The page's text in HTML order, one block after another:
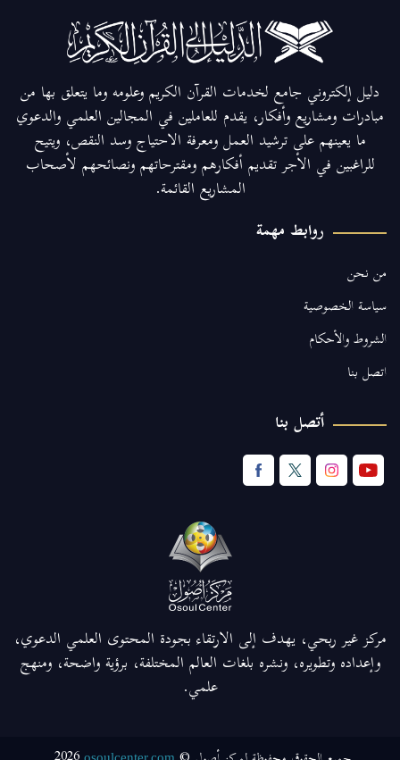
دليل إلكتروني جامع لخدمات القرآن الكريم وعلومه وما يتعلق بها من
مبادرات ومشاريع وأفكار، يقدم للعاملين في المجالين العلمي والدعوي
ما يعينهم على ترشيد العمل ومعرفة الاحتياج وسد النقص، ويتيح
للراغبين في الأجر تقديم أفكارهم ومقترحاتهم ونصائحهم لأصحاب
المشاريع القائمة.
روابط مهمة
من نحن
سياسة الخصوصية
الشروط والأحكام
اتصل بنا
أتصل بنا
مركز غير ربحي، يهدف إلى الارتقاء بجودة المحتوى العلمي الدعوي،
وإعداده وتطويره، ونشره بلغات العالم المختلفة، برؤية واضحة، ومنهج
علمي.
osoulcenter.com